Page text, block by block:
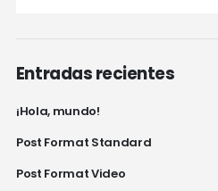
Entradas recientes
¡Hola, mundo!
Post Format Standard
Post Format Video